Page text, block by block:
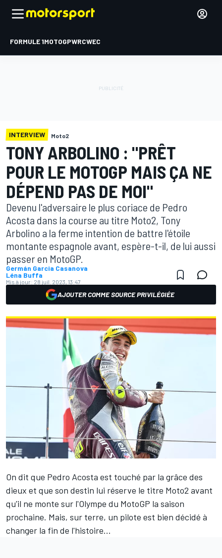
FORMULE 1MOTOGPWRCWEC
INTERVIEW Moto2
TONY ARBOLINO : "PRÊT
POUR LE MOTOGP MAIS ÇA NE
DÉPEND PAS DE MOI"
Devenu l'adversaire le plus coriace de Pedro
Acosta dans la course au titre Moto2, Tony
Arbolino a la ferme intention de battre l'étoile
montante espagnole avant, espère-t-il, de lui aussi
passer en MotoGP.
Germán Garcia Casanova
Léna Buffa
Mis à jour: 28 juil. 2023, 13:47
AJOUTER COMME SOURCE PRIVILÉGIÉE
On dit que Pedro Acosta est touché par la grâce des
dieux et que son destin lui réserve le titre Moto2 avant
qu'il ne monte sur l'Olympe du MotoGP la saison
prochaine. Mais, sur terre, un pilote est bien décidé à
changer la fin de l'histoire...